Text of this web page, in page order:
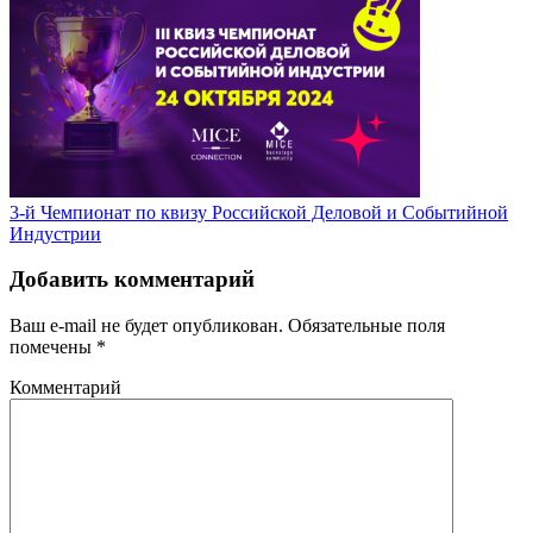
3-й Чемпионат по квизу Российской Деловой и Событийной
Индустрии
Добавить комментарий
Ваш e-mail не будет опубликован. Обязательные поля
помечены *
Комментарий